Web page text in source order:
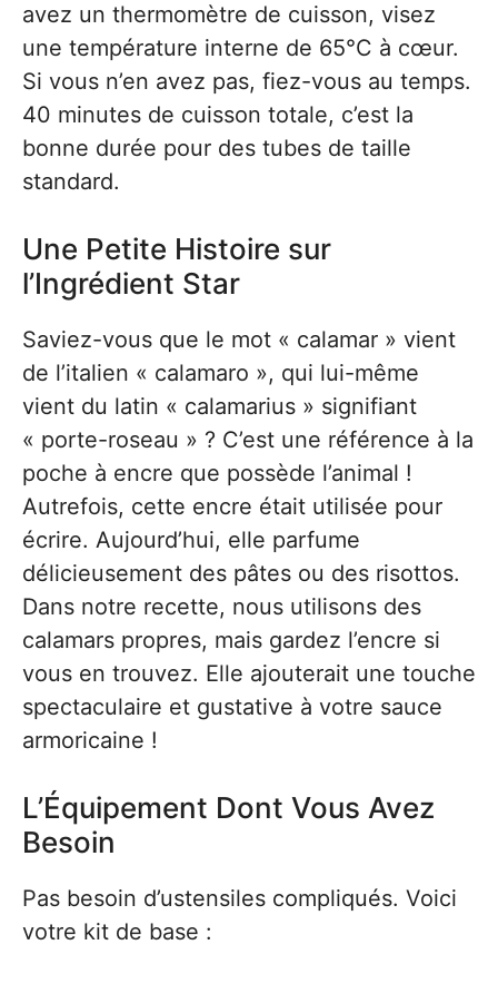
avez un thermomètre de cuisson, visez
une température interne de 65°C à cœur.
Si vous n’en avez pas, fiez-vous au temps.
40 minutes de cuisson totale, c’est la
bonne durée pour des tubes de taille
standard.
Une Petite Histoire sur
l’Ingrédient Star
Saviez-vous que le mot « calamar » vient
de l’italien « calamaro », qui lui-même
vient du latin « calamarius » signifiant
« porte-roseau » ? C’est une référence à la
poche à encre que possède l’animal !
Autrefois, cette encre était utilisée pour
écrire. Aujourd’hui, elle parfume
délicieusement des pâtes ou des risottos.
Dans notre recette, nous utilisons des
calamars propres, mais gardez l’encre si
vous en trouvez. Elle ajouterait une touche
spectaculaire et gustative à votre sauce
armoricaine !
L’Équipement Dont Vous Avez
Besoin
Pas besoin d’ustensiles compliqués. Voici
votre kit de base :